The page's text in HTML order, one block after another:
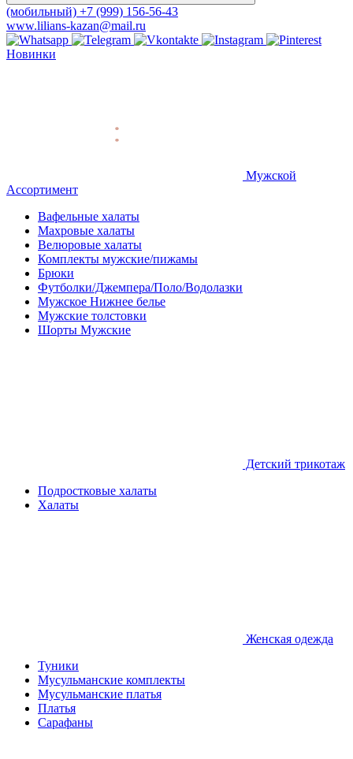
(мобильный) +7 (999) 156-56-43
www.lilians-kazan@mail.ru
Новинки
Мужской
Ассортимент
Вафельные халаты
Махровые халаты
Велюровые халаты
Комплекты мужские/пижамы
Брюки
Футболки/Джемпера/Поло/Водолазки
Мужское Нижнее белье
Мужские толстовки
Шорты Мужские
Детcкий трикотаж
Подростковые халаты
Халаты
Женская одежда
Туники
Мусульманские комплекты
Мусульманские платья
Платья
Сарафаны